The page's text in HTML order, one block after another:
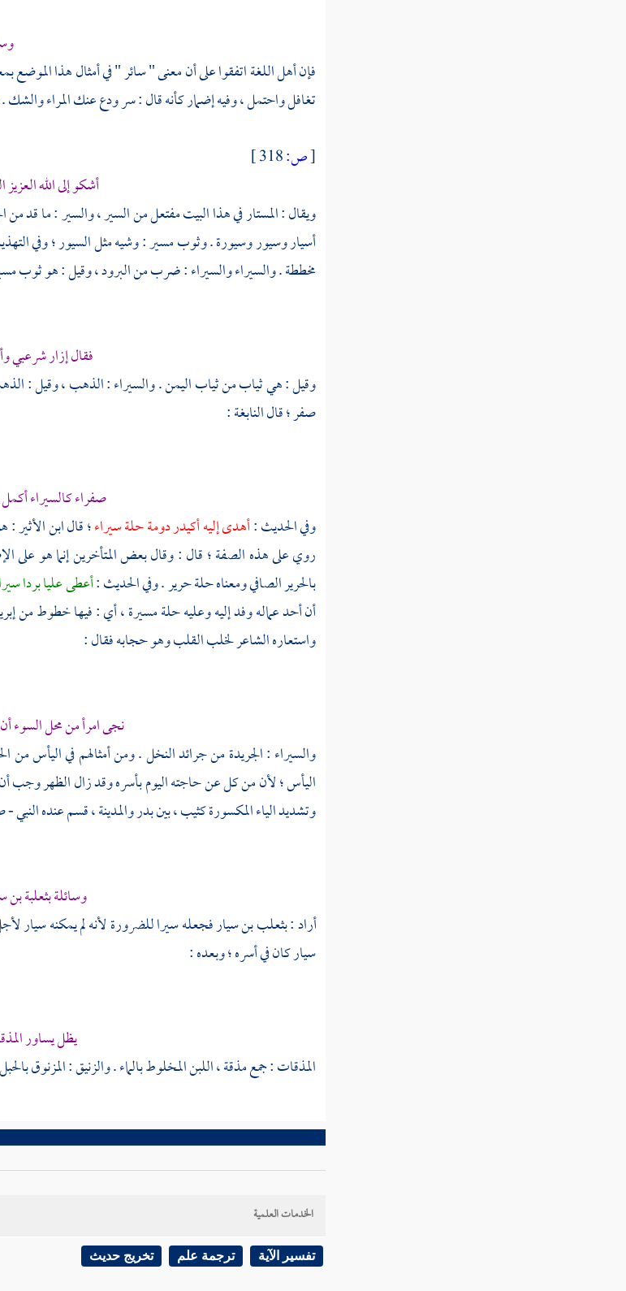
فإن أهل اللغة اتفقوا على أن معنى " سائر " في أمثال هذا
تغافل واحتمل ، وفيه إضمار كأنه قال : سر ودع عنك المراء والشك .
[ص:
أشكو إلى الله
ويقال : المستار في هذا البيت مفتعل من السير ، والسير : ما قد
أسيار وسيور وسيورة . وثوب مسير : وشيه مثل السيور ؛ وفي
مخططة . والسيراء والسيراء : ضرب من البرود ، وقيل : هو ثوب
فقال إزار شرعبي
وقيل : هي ثياب من ثياباليمن. والسيراء : الذهب ، وقيل :
صفر ؛ قالالنابغة:
صفراء كالسيراء
وفي الحديث :أهدى إليهأكيدر دومةحلة سيراء؛ قالابن الأثير:
روي على هذه الصفة ؛ قال : وقال بعض المتأخرين إنما هو على
بالحرير الصافي ومعناه حلة حرير . وفي الحديث :أعطى عليا بردا
أن أحد عماله وفد إليه وعليه حلة مسيرة ، أي : فيها خطوط من
واستعاره الشاعر لخلب القلب وهو حجابه فقال :
نجى امرأ من محل السوء
والسيراء : الجريدة من جرائد النخل . ومن أمثالهم في اليأس من
اليأس ؛ لأن من كل عن حاجته اليوم بأسره وقد زال الظهر
وتشديد الياء المكسورة كثيب ، بينبدروالمدينة، قسم عنده النبي
وسائلةبثعلبة بن
أراد :بثعلب بن سيارفجعله سيرا للضرورة لأنه لم يمكنه سيار
سياركان في أسره ؛ وبعده :
يظل يساور
المذقات : جمع مذقة ، اللبن المخلوط بالماء . والزنيق : المزنوق
الخدمات العلمية
تفسير الآية ترجمة علم تخريج حديث